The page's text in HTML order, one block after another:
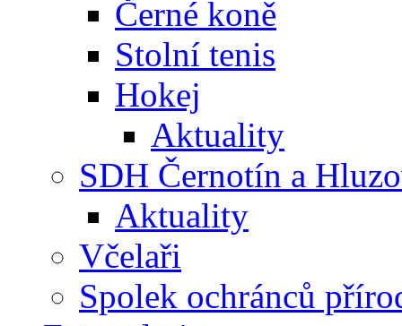
Černé koně
Stolní tenis
Hokej
Aktuality
SDH Černotín a
Aktuality
Včelaři
Spolek ochránců